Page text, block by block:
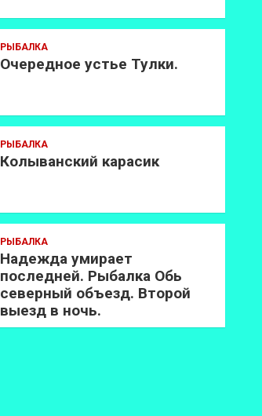
РЫБАЛКА
Очередное устье Тулки.
РЫБАЛКА
Колыванский карасик
РЫБАЛКА
Надежда умирает
последней. Рыбалка Обь
северный объезд. Второй
выезд в ночь.